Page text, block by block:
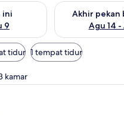
ini
9
untuk akhir pekan ini Agu 7
Akhir pekan
Agu 14 -
Periksa
tidur 1 tempat tidur
kamar
Seprai antialergi,